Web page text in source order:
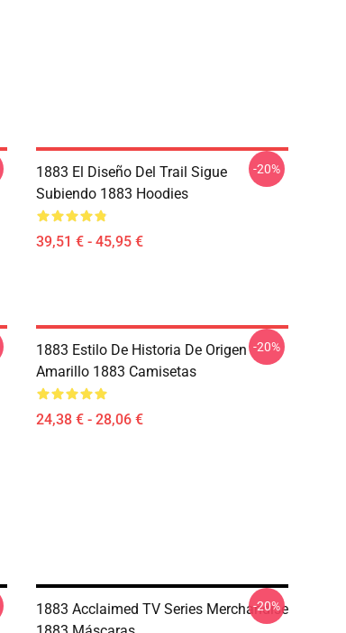
1883 El Diseño Del Trail Sigue
Subiendo 1883 Hoodies
39,51 € - 45,95 €
-20%
1883 Estilo De Historia De Origen
Amarillo 1883 Camisetas
24,38 € - 28,06 €
-20%
1883 Acclaimed TV Series Merchandise
-20%